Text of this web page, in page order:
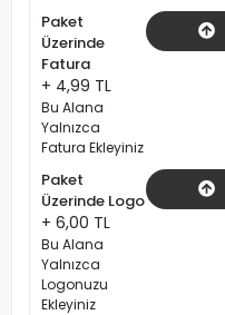
Paket
Üzerinde
Fatura
+ 4,99 TL
Bu Alana
Yalnızca
Fatura Ekleyiniz
Paket
Üzerinde Logo
+ 6,00 TL
Bu Alana
Yalnızca
Logonuzu
Ekleyiniz